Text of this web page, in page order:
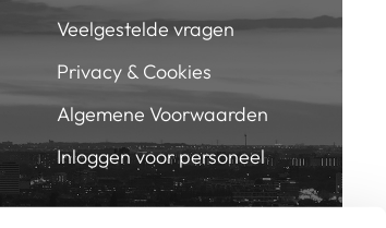
Veelgestelde vragen
Privacy & Cookies
Algemene Voorwaarden
Inloggen voor personeel